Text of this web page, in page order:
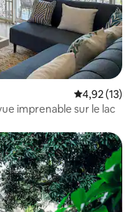
Évaluation
4,92 (13)
imprenable sur le lac